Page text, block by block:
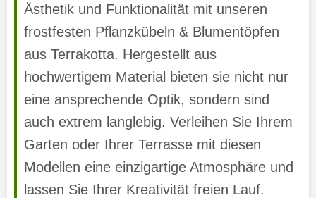
Ästhetik und Funktionalität mit unseren
frostfesten Pflanzkübeln & Blumentöpfen
aus Terrakotta. Hergestellt aus
hochwertigem Material bieten sie nicht nur
eine ansprechende Optik, sondern sind
auch extrem langlebig. Verleihen Sie Ihrem
Garten oder Ihrer Terrasse mit diesen
Modellen eine einzigartige Atmosphäre und
lassen Sie Ihrer Kreativität freien Lauf.